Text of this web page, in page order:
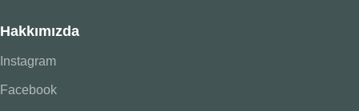
Hakkımızda
Instagram
Facebook